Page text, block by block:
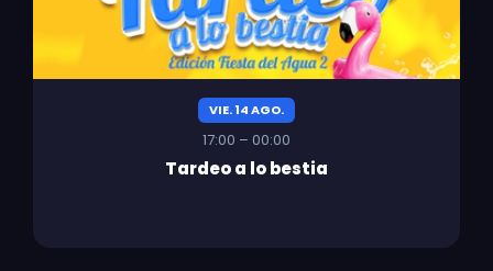
VIE. 14 AGO.
17:00 – 00:00
Tardeo a lo bestia